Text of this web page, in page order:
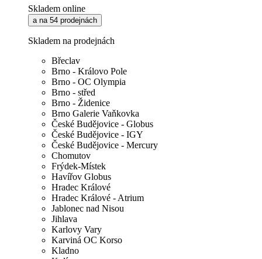
Skladem online
a na 54 prodejnách
Skladem na prodejnách
Břeclav
Brno - Královo Pole
Brno - OC Olympia
Brno - střed
Brno - Židenice
Brno Galerie Vaňkovka
České Budějovice - Globus
České Budějovice - IGY
České Budějovice - Mercury
Chomutov
Frýdek-Místek
Havířov Globus
Hradec Králové
Hradec Králové - Atrium
Jablonec nad Nisou
Jihlava
Karlovy Vary
Karviná OC Korso
Kladno